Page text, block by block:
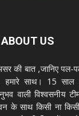
ABOUT US
की बात ,जानिए पल-
हमारे साथ। 15
वाली विश्वसनीय
के साथ किसी ना